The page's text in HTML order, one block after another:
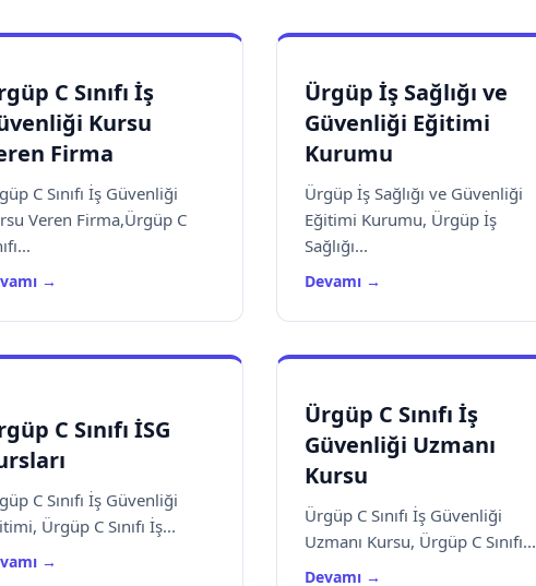
C Sınıfı İş
Kursu
Firma
C Sınıfı İş Güvenliği
Veren Firma,Ürgüp C
→
Ürgüp İş Sağlığı ve
Güvenliği Eğitimi
Kurumu
Ürgüp İş Sağlığı ve Güvenliği
Eğitimi Kurumu, Ürgüp İş
Sağlığı...
Devamı →
C Sınıfı İSG
C Sınıfı İş Güvenliği
Ürgüp C Sınıfı İş...
→
Ürgüp C Sınıfı İş
Güvenliği Uzmanı
Kursu
Ürgüp C Sınıfı İş Güvenliği
Uzmanı Kursu, Ürgüp C Sınıfı...
Devamı →